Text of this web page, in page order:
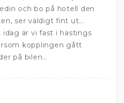
och bo på hotell den
ser väldigt fint ut…
idag är vi fast i hastings
kopplingen gått
på bilen…